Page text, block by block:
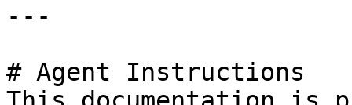
---
# Agent Instructions